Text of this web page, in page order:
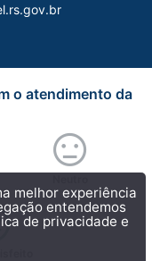
melhor experiência
entendemos
de privacidade e
o atendimento da